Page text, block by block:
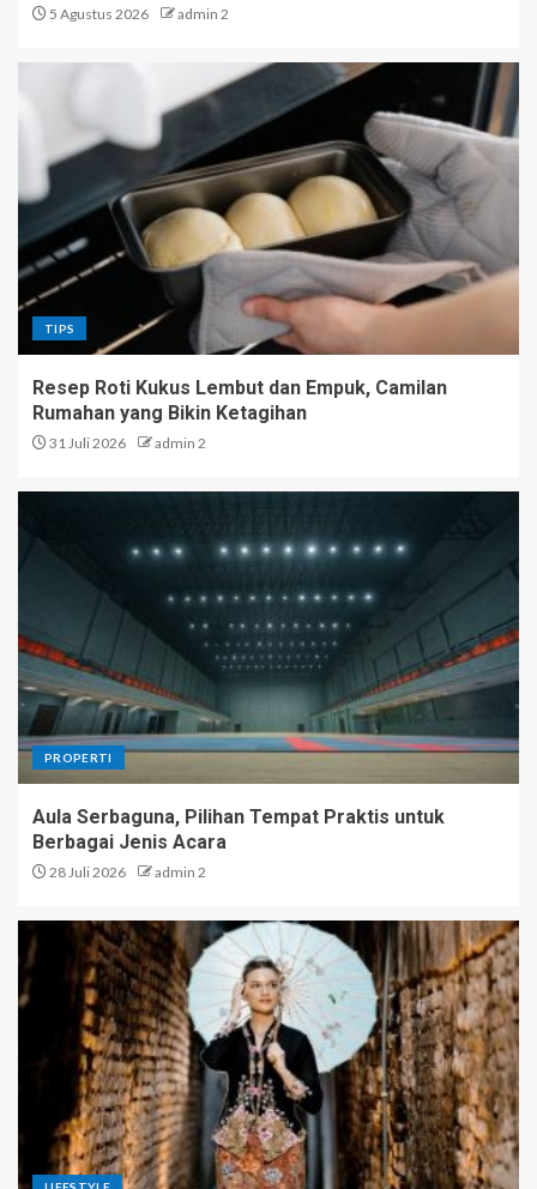
5 Agustus 2026 admin 2
TIPS
Resep Roti Kukus Lembut dan Empuk, Camilan
Rumahan yang Bikin Ketagihan
31 Juli 2026 admin 2
PROPERTI
Aula Serbaguna, Pilihan Tempat Praktis untuk
Berbagai Jenis Acara
28 Juli 2026 admin 2